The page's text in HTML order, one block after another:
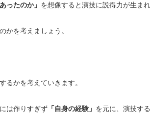
ったのか」 を想像すると演技に説得力が生まれ
かを考えましょう。
るかを考えていきます。
は作りすぎず 「自身の経験」 を元に、演技す